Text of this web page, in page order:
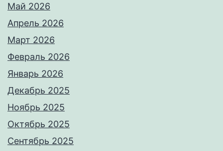
Май 2026
Апрель 2026
Март 2026
Февраль 2026
Январь 2026
Декабрь 2025
Ноябрь 2025
Октябрь 2025
Сентябрь 2025